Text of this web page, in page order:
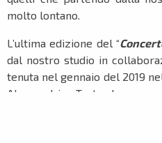
molto lontano.
L’ultima edizione del “
dal nostro studio in
tenuta nel gennaio del 2019
Alessandria. Tante le